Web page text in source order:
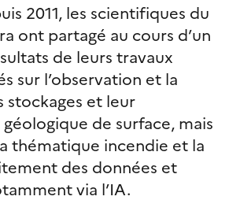
2011, les scientifiques du
ont partagé au cours d’un
de leurs travaux
sur l’observation et la
stockages et leur
de surface, mais
thématique incendie et la
des données et
via l’IA.